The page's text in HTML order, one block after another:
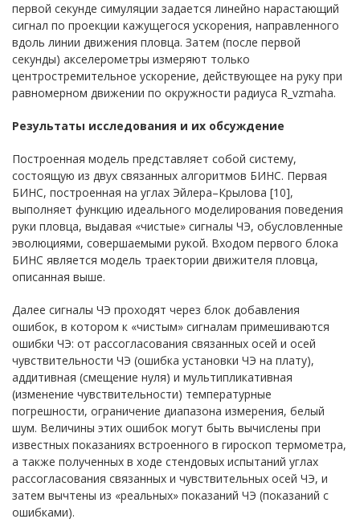
первой секунде симуляции задается линейно нарастающий
сигнал по проекции кажущегося ускорения, направленного
вдоль линии движения пловца. Затем (после первой
секунды) акселерометры измеряют только
центростремительное ускорение, действующее на руку при
равномерном движении по окружности радиуса R_vzmaha.
Результаты исследования и их обсуждение
Построенная модель представляет собой систему,
состоящую из двух связанных алгоритмов БИНС. Первая
БИНС, построенная на углах Эйлера–Крылова [10],
выполняет функцию идеального моделирования поведения
руки пловца, выдавая «чистые» сигналы ЧЭ, обусловленные
эволюциями, совершаемыми рукой. Входом первого блока
БИНС является модель траектории движителя пловца,
описанная выше.
Далее сигналы ЧЭ проходят через блок добавления
ошибок, в котором к «чистым» сигналам примешиваются
ошибки ЧЭ: от рассогласования связанных осей и осей
чувствительности ЧЭ (ошибка установки ЧЭ на плату),
аддитивная (смещение нуля) и мультипликативная
(изменение чувствительности) температурные
погрешности, ограничение диапазона измерения, белый
шум. Величины этих ошибок могут быть вычислены при
известных показаниях встроенного в гироскоп термометра,
а также полученных в ходе стендовых испытаний углах
рассогласования связанных и чувствительных осей ЧЭ, и
затем вычтены из «реальных» показаний ЧЭ (показаний с
ошибками).